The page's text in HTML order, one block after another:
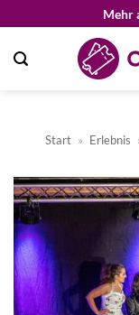
springen
Mehr
Start » Erlebnis